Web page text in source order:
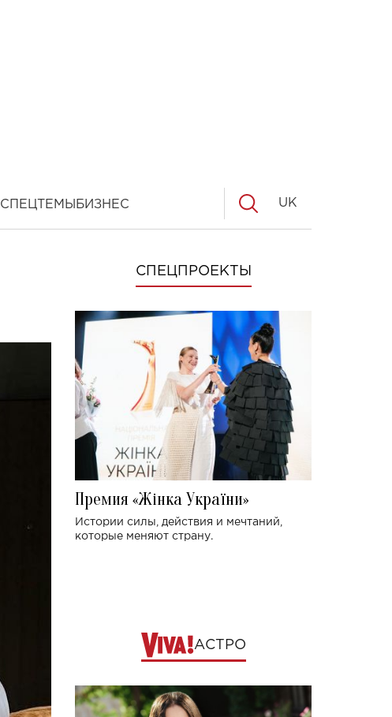
СПЕЦТЕМЫ БИЗНЕС UK
СПЕЦПРОЕКТЫ
Премия «Жінка України»
Истории силы, действия и мечтаний,
которые меняют страну.
АСТРО